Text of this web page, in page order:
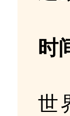
时
世